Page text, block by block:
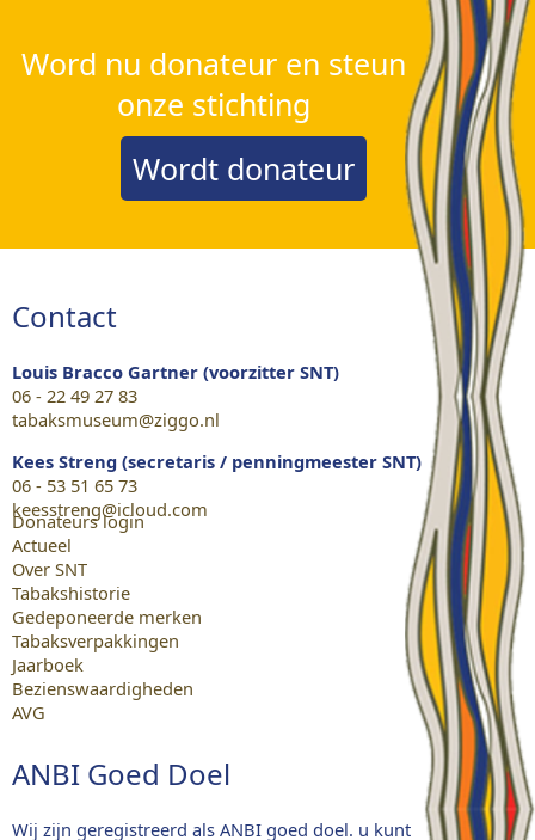
Word nu donateur en steun
onze stichting
Wordt donateur
Contact
Louis Bracco Gartner (voorzitter SNT)
06 - 22 49 27 83
tabaksmuseum@ziggo.nl
Kees Streng (secretaris / penningmeester SNT)
06 - 53 51 65 73
keesstreng@icloud.com
Donateurs login
Actueel
Over SNT
Tabakshistorie
Gedeponeerde merken
Tabaksverpakkingen
Jaarboek
Bezienswaardigheden
AVG
ANBI Goed Doel
Wij zijn geregistreerd als ANBI goed doel. u kunt